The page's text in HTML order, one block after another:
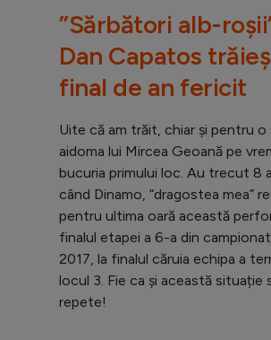
”Sărbători alb-
Dan Capatos
final de an fericit
Uite că am trăit, chiar și pentru o
aidoma lui Mircea Geoană pe
bucuria primului loc. Au trecut 8
când Dinamo, “dragostea mea”
pentru ultima oară această
finalul etapei a 6-a din
2017, la finalul căruia echipa a
locul 3. Fie ca și această situație
repete!